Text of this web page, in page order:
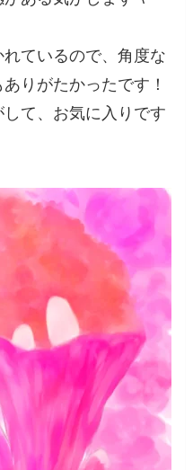
れているので、角度な
りがたかったです！
て、お気に入りです